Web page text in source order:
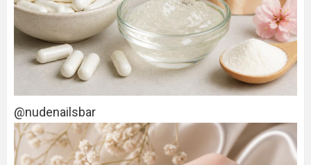
@nudenailsbar